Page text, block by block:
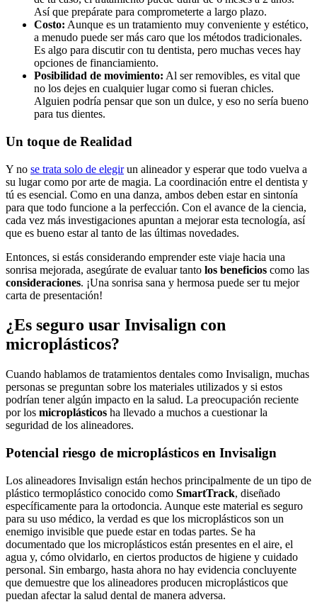
Así que prepárate para comprometerte a largo plazo.
Costo: Aunque es un tratamiento muy conveniente y estético,
a menudo puede ser más caro que los métodos tradicionales.
Es algo para discutir con tu dentista, pero muchas veces hay
opciones de financiamiento.
Posibilidad de movimiento: Al ser removibles, es vital que
no los dejes en cualquier lugar como si fueran chicles.
Alguien podría pensar que son un dulce, y eso no sería bueno
para tus dientes.
Un toque de Realidad
Y no se trata solo de elegirun alineador y esperar que todo vuelva a
su lugar como por arte de magia. La coordinación entre el dentista y
tú es esencial. Como en una danza, ambos deben estar en sintonía
para que todo funcione a la perfección. Con el avance de la ciencia,
cada vez más investigaciones apuntan a mejorar esta tecnología, así
que es bueno estar al tanto de las últimas novedades.
Entonces, si estás considerando emprender este viaje hacia una
sonrisa mejorada, asegúrate de evaluar tanto los beneficios como las
consideraciones. ¡Una sonrisa sana y hermosa puede ser tu mejor
carta de presentación!
¿Es seguro usar Invisalign con
microplásticos?
Cuando hablamos de tratamientos dentales como Invisalign, muchas
personas se preguntan sobre los materiales utilizados y si estos
podrían tener algún impacto en la salud. La preocupación reciente
por los microplásticos ha llevado a muchos a cuestionar la
seguridad de los alineadores.
Potencial riesgo de microplásticos en Invisalign
Los alineadores Invisalign están hechos principalmente de un tipo de
plástico termoplástico conocido como SmartTrack, diseñado
específicamente para la ortodoncia. Aunque este material es seguro
para su uso médico, la verdad es que los microplásticos son un
enemigo invisible que puede estar en todas partes. Se ha
documentado que los microplásticos están presentes en el aire, el
agua y, cómo olvidarlo, en ciertos productos de higiene y cuidado
personal. Sin embargo, hasta ahora no hay evidencia concluyente
que demuestre que los alineadores producen microplásticos que
puedan afectar la salud dental de manera adversa.